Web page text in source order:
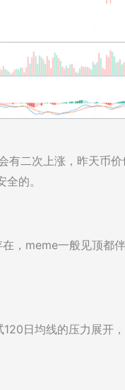
有二次上涨，昨天币
的。
，meme一般见顶都
日均线的压力展开